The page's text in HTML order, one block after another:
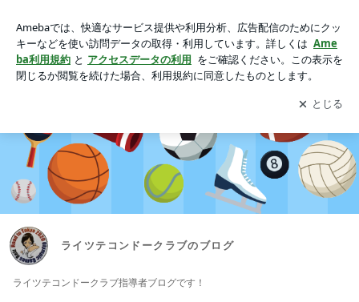
アプリをダウンロードして ブログの更新通知
を受け取りまし
ょう。
開く
ライツテコンドークラブのブログ
ライツテコンドークラブ指導者ブログです！